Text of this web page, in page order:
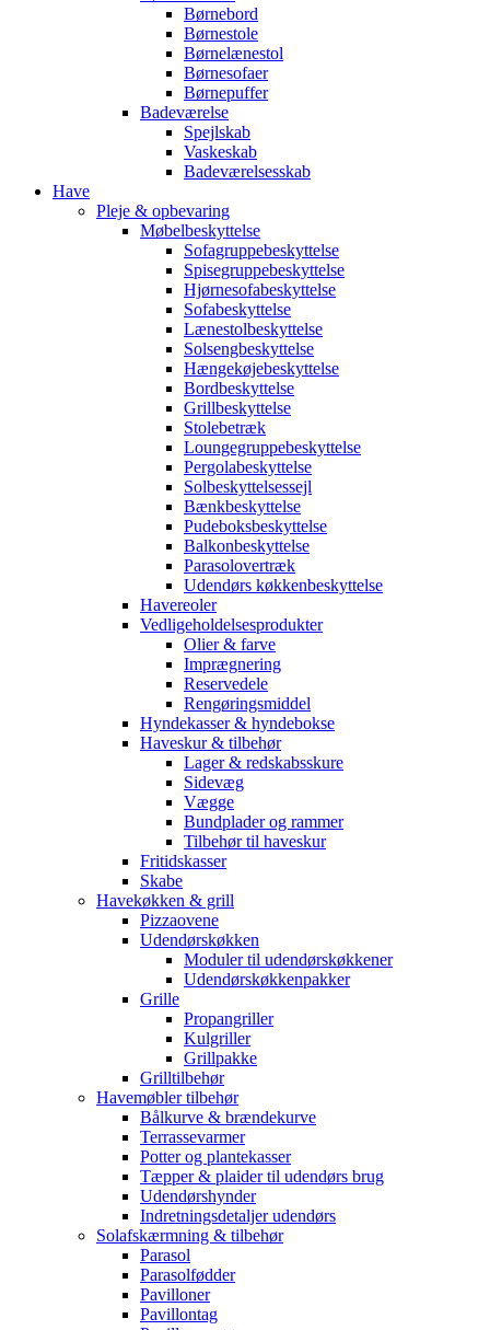
Børnebord
Børnestole
Børnelænestol
Børnesofaer
Børnepuffer
Badeværelse
Spejlskab
Vaskeskab
Badeværelsesskab
Have
Pleje & opbevaring
Møbelbeskyttelse
Sofagruppebeskyttelse
Spisegruppebeskyttelse
Hjørnesofabeskyttelse
Sofabeskyttelse
Lænestolbeskyttelse
Solsengbeskyttelse
Hængekøjebeskyttelse
Bordbeskyttelse
Grillbeskyttelse
Stolebetræk
Loungegruppebeskyttelse
Pergolabeskyttelse
Solbeskyttelsessejl
Bænkbeskyttelse
Pudeboksbeskyttelse
Balkonbeskyttelse
Parasolovertræk
Udendørs køkkenbeskyttelse
Havereoler
Vedligeholdelsesprodukter
Olier & farve
Imprægnering
Reservedele
Rengøringsmiddel
Hyndekasser & hyndebokse
Haveskur & tilbehør
Lager & redskabsskure
Sidevæg
Vægge
Bundplader og rammer
Tilbehør til haveskur
Fritidskasser
Skabe
Havekøkken & grill
Pizzaovene
Udendørskøkken
Moduler til udendørskøkkener
Udendørskøkkenpakker
Grille
Propangriller
Kulgriller
Grillpakke
Grilltilbehør
Havemøbler tilbehør
Bålkurve & brændekurve
Terrassevarmer
Potter og plantekasser
Tæpper & plaider til udendørs brug
Udendørshynder
Indretningsdetaljer udendørs
Solafskærmning & tilbehør
Parasol
Parasolfødder
Pavilloner
Pavillontag